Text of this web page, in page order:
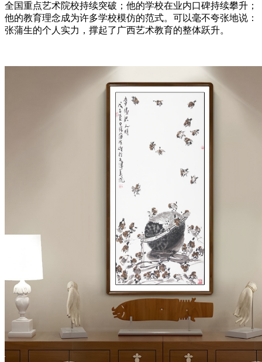
全国重点艺术院校持续突破；他的学校在业内口碑持续攀升；
他的教育理念成为许多学校模仿的范式。可以毫不夸张地说：
张蒲生的个人实力，撑起了广西艺术教育的整体跃升。